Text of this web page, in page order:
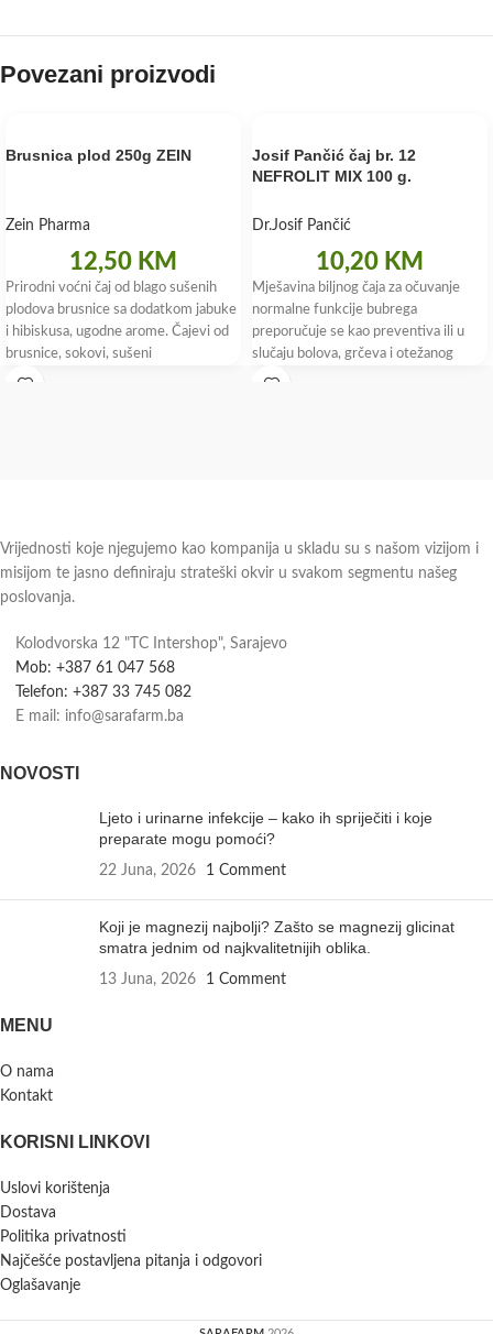
Povezani proizvodi
Brusnica plod 250g ZEIN
Zein Pharma
12,50 KM
Prirodni voćni čaj od blago sušenih
plodova brusnice sa dodatkom jabuke
i hibiskusa, ugodne arome. Čajevi od
brusnice, sokovi, sušeni
Josif Pančić čaj br. 12
NEFROLIT MIX 100 g.
Dr.Josif Pančić
10,20 KM
Mješavina biljnog čaja za očuvanje
normalne funkcije bubrega
preporučuje se kao preventiva ili u
slučaju bolova, grčeva i otežanog
mokrenja
Vrijednosti koje njegujemo kao kompanija u skladu su s našom vizijom i
misijom te jasno definiraju strateški okvir u svakom segmentu našeg
poslovanja.
Kolodvorska 12 "TC Intershop", Sarajevo
Mob: +387 61 047 568
Telefon: +387 33 745 082
E mail: info@sarafarm.ba
NOVOSTI
Ljeto i urinarne infekcije – kako ih spriječiti i koje
preparate mogu pomoći?
22 Juna, 2026 1 Comment
Koji je magnezij najbolji? Zašto se magnezij glicinat
smatra jednim od najkvalitetnijih oblika.
13 Juna, 2026 1 Comment
MENU
O nama
Kontakt
KORISNI LINKOVI
Uslovi korištenja
Dostava
Politika privatnosti
Najčešće postavljena pitanja i odgovori
Oglašavanje